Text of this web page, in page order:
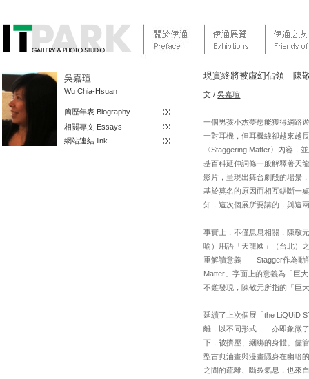
吳嘉瑄
Wu Chia-Hsuan
簡歷年表 Biography
相關專文 Essays
網站連結 link
現實終將被虛幻佔領—陳
文 /吳嘉瑄
一個男孩小杰夢想能獲得網路
一對耳機，但耳機線卻越來越
〈Staggering Matter〉內容，
基百科延伸詞條一般解釋著天
影片，呈現出舞台劇般的場景
基於莫名的原因而相互鋸斷一
知，這次個展所要講的，與這
事實上，不僅息息相關，陳敬
喻）用語「天龍國」（台北）
重解讀意義——Stagger作為動
Matter」字面上的意義為「巨
不難發現，陳敬元所指的「巨
延續了上次個展「the LiQUiD
離，以不同形式——亦即象徵了
下，被擠壓、綑綁的身體。儘
型古典油畫與漫畫隱身在幽暗
之間的疏離、斷裂氣息，也來